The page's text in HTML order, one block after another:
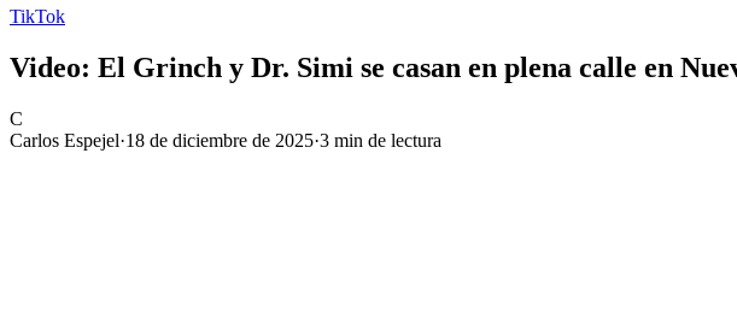
TikTok
Video: El Grinch y Dr. Simi se casan en plena calle en
C
Carlos Espejel·18 de diciembre de 2025·3 min de lectura